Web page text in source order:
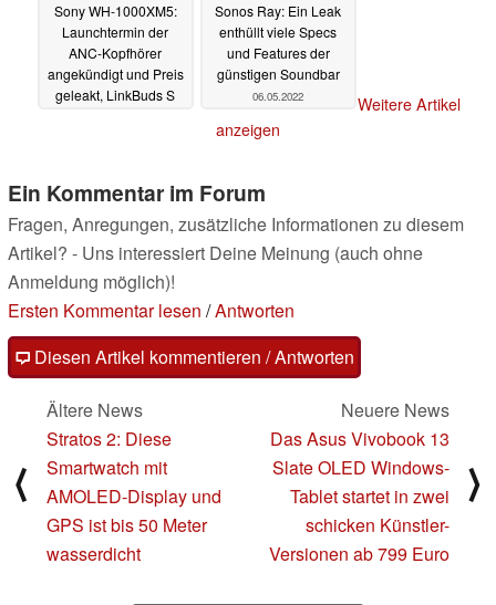
Sony WH-1000XM5:
Launchtermin der
ANC-Kopfhörer
angekündigt und Preis
geleakt, LinkBuds S
Sonos Ray: Ein Leak
enthüllt viele Specs
und Features der
günstigen Soundbar
06.05.2022
Weitere Artikel
anzeigen
Ein Kommentar im Forum
Fragen, Anregungen, zusätzliche Informationen zu diesem
Artikel? - Uns interessiert Deine Meinung (auch ohne
Anmeldung möglich)!
Ersten Kommentar lesen /Antworten
Diesen Artikel kommentieren / Antworten
⟨
Ältere News
Stratos 2: Diese
Smartwatch mit
AMOLED-Display und
GPS ist bis 50 Meter
wasserdicht
Neuere News
Das Asus Vivobook 13
Slate OLED Windows-
Tablet startet in zwei
schicken Künstler-
Versionen ab 799 Euro
⟩